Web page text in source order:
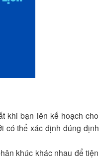
khi bạn lên kế hoạch cho
có thể xác định đúng định
khúc khác nhau để tiện